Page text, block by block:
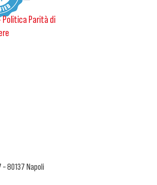
Politica Parità di
80137 Napoli